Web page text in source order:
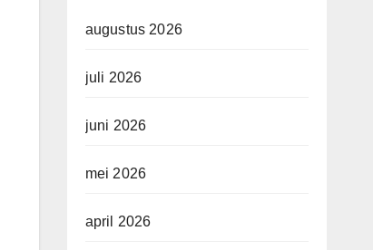
augustus 2026
juli 2026
juni 2026
mei 2026
april 2026